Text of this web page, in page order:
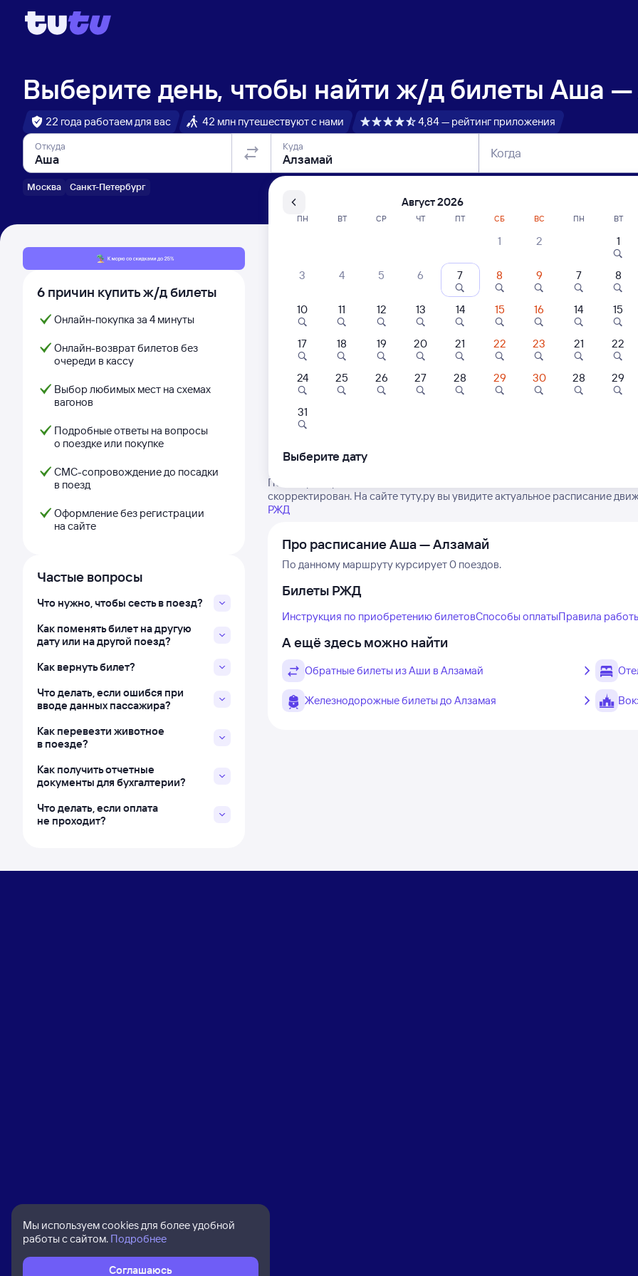
Выберите день, чтобы найти ж/д билеты Аша —
22 года работаем для вас 42 млн путешествуют с нами 4,84 — рейтинг приложения
Откуда
Москва Санкт-Петербург
Куда Когда
6 причин купить ж/д билеты
Онлайн-покупка за 4 минуты
Онлайн-возврат билетов без
очереди в кассу
Выбор любимых мест на схемах
вагонов
Подробные ответы на вопросы
о поездке или покупке
СМС-сопровождение до посадки
в поезд
Оформление без регистрации
на сайте
Частые вопросы
Что нужно, чтобы сесть в поезд?
Как поменять билет на другую
дату или на другой поезд?
Как вернуть билет?
Что делать, если ошибся при
вводе данных пассажира?
Как перевезти животное
в поезде?
Как получить отчетные
документы для бухгалтерии?
Что делать, если оплата
не проходит?
Расписание поездов Аша — Алзамай
Нет рейсов по этому
Посмотрите расписание поездов дальнего следования РЖД из Аши в
скорректирован. На сайте туту.ру вы увидите актуальное расписание
РЖД
Про расписание Аша — Алзамай
По данному маршруту курсирует 0 поездов.
Билеты РЖД
Инструкция по приобретению билетовСпособы оплатыПравила
А ещё здесь можно найти
Обратные билеты из Аши в Алзамай
Железнодорожные билеты до Алзамая
Мы используем cookies для более удобной
работы с сайтом. Подробнее
Соглашаюсь
Август 2026
ПН ВТ СР ЧТ ПТ СБ ВС
1 2
3 4 5 6 7 8 9
10 11 12 13 14 15 16
17 18 19 20 21 22 23
24 25 26 27 28 29 30
31
ПН ВТ
1
7 8
14 15
21 22
28 29
Выберите дату